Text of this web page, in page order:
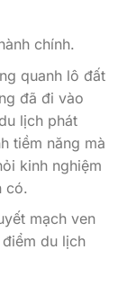
chính.
quanh lô đất
đã đi vào
lịch phát
tiềm năng mà
kinh nghiệm
có.
mạch ven
du lịch